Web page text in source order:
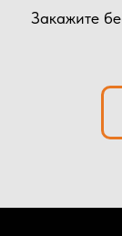
Закажите